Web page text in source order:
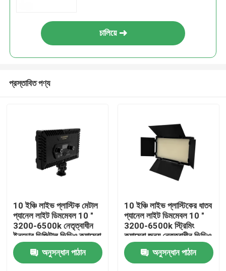
চালিয়ে
প্রস্তাবিত পণ্য
10 ইঞ্চি লাইভ প্লাস্টিক মেটাল
প্যানেল লাইট ডিমমেবল 10 "
3200-6500k নেতৃত্বাধীন
ইনডোর ডিজিটাল ভিডিও ক্যামেরা
LED লাইট
অনুসন্ধান পাঠান
10 ইঞ্চি লাইভ প্লাস্টিকের ধাতব
প্যানেল লাইট ডিমমেবল 10 "
3200-6500k স্ট্রিমিং
ক্যামেরা জন্য নেতৃত্বাধীন ভিডিও
লাইট স্টুডিও লাইট ভিডিওগ্রাফি
অনুসন্ধান পাঠান